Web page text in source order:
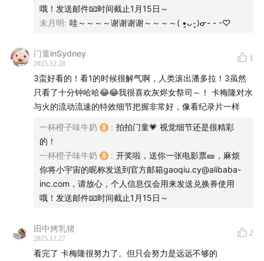
从哪里来。
亿美元，《阿凡达2》全球票房累计23.20亿美元，分别位
居全球影史票房榜的第一名和第三名。
【来做客的嘉宾】
刘冲亚，虎鲸文娱数字化制作总监，负责电影和剧集的虚
拟拍摄和视效监管
羊羊，资深电影行业从业者，电影行业媒体《极客电影》
现任主编
02:55 极客们看阿凡达3的感受
哦！发送邮件📧时间截止1月15日～
未月明: 哇～～～～谢谢谢谢～～～～( •͈ᴗ⁃͈)ᓂ- - -♡
门童inSydney
2025.12.28
1
3蛮好看的！看1的时候很解气啊，人类滚出潘多拉！3虽然
只看了十分钟哈哈😂😂我很喜欢灰烬女祭司～！ 卡梅隆对水
与火的流动流速的特效细节把握非常好，像看纪录片一样
一杯橙子味牛奶 : 拍拍门童💗 视觉细节还是很精彩
的！
一杯橙子味牛奶
: 开奖啦，送你一张电影票🎫，麻烦
你将小宇宙的昵称发送到官方邮箱gaoqiu.cy@alibaba-
inc.com，请放心，个人信息仅会用来发送兑换券使用
哦！发送邮件📧时间截止1月15日～
田中烤乳猪
2025.12.27
2
看完了 卡梅隆很努力了。但只会努力是远远不够的